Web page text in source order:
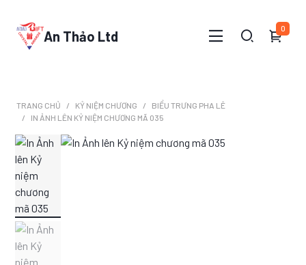
An Thảo Ltd 0
TRANG CHỦ KỶ NIỆM CHƯƠNG
BIỂU TRƯNG PHA LÊ
IN ẢNH LÊN KỶ NIỆM CHƯƠNG MÃ 035